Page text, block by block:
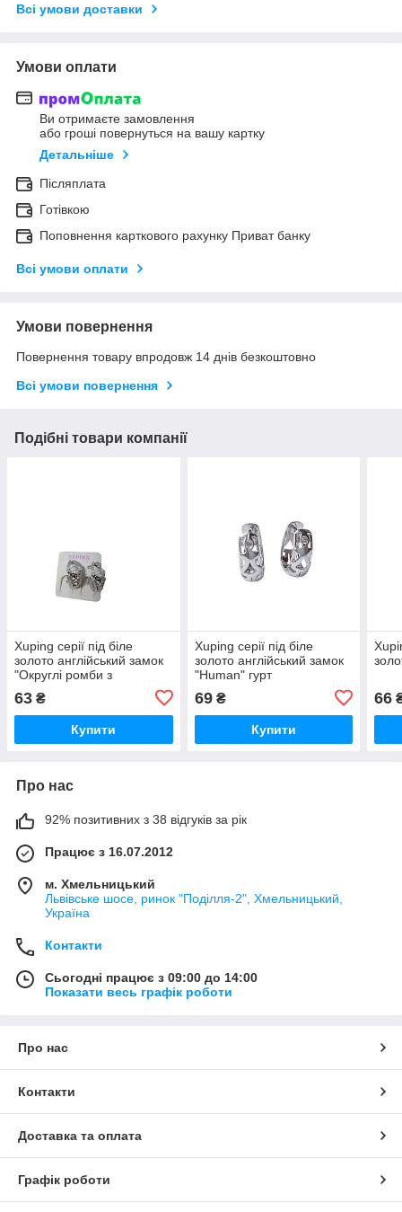
Всі умови доставки
Умови оплати
Ви отримаєте замовлення
або гроші повернуться на вашу картку
Детальніше
Післяплата
Готівкою
Поповнення карткового рахунку Приват банку
Всі умови оплати
Умови повернення
Повернення товару впродовж 14 днів безкоштовно
Всі умови повернення
Подібні товари компанії
Xuping серії під біле
золото англійський замок
"Округлі ромби з
63 ₴
Купити
Xuping серії під біле
золото англійський замок
"Human" гурт
69₴
Купити
66
Про нас
92% позитивних з 38 відгуків за рік
Працює з 16.07.2012
м. Хмельницький
Львівське шосе, ринок "Поділля-2", Хмельницький,
Україна
Контакти
Сьогодні працює з 09:00 до 14:00
Показати весь графік роботи
Про нас
Контакти
Доставка та оплата
Графік роботи